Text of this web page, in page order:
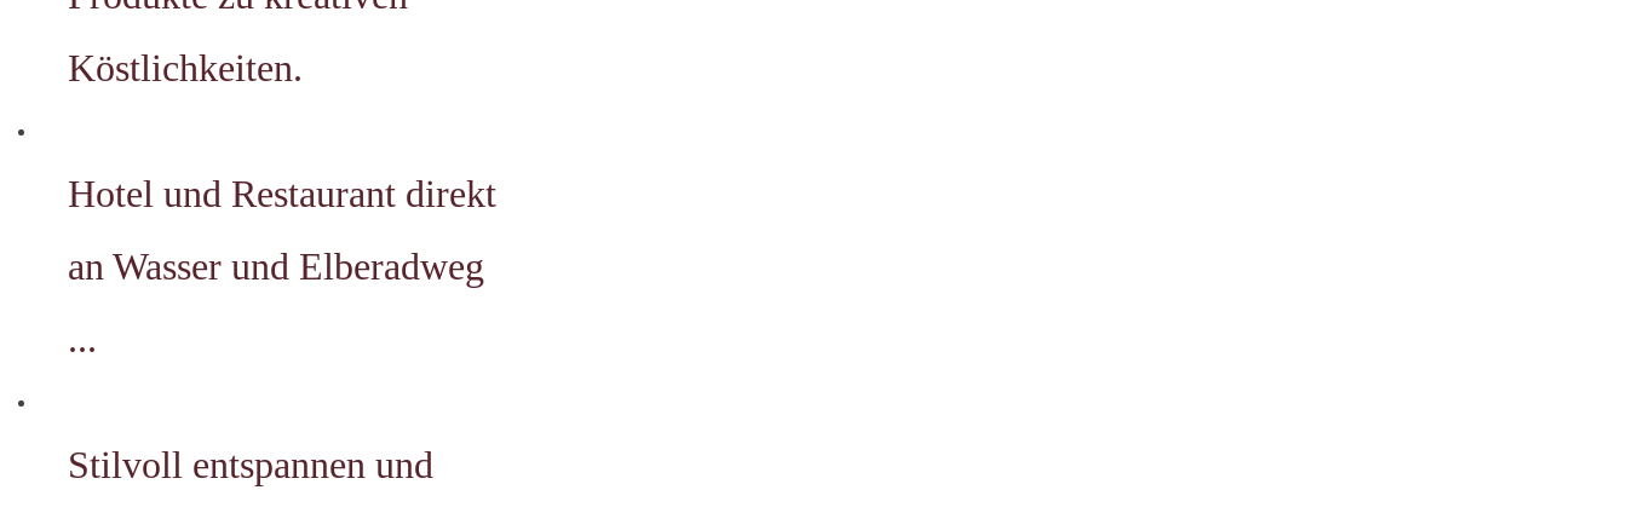
Köstlichkeiten.
Hotel und Restaurant direkt
an Wasser und Elberadweg
...
Stilvoll entspannen und